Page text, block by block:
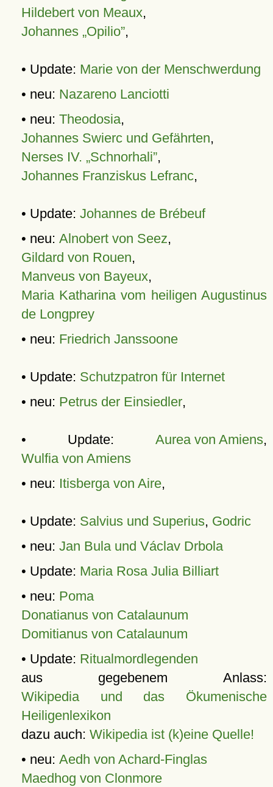
Hildebert von Meaux,
Johannes „Opilio”,
• Update: Marie von der Menschwerdung
• neu: Nazareno Lanciotti
• neu: Theodosia,
Johannes Swierc und Gefährten,
Nerses IV. „Schnorhali”,
Johannes Franziskus Lefranc,
• Update: Johannes de Brébeuf
• neu: Alnobert von Seez,
Gildard von Rouen,
Manveus von Bayeux,
Maria Katharina vom heiligen Augustinus
de Longprey
• neu: Friedrich Janssoone
• Update: Schutzpatron für Internet
• neu: Petrus der Einsiedler,
• Update: Aurea von Amiens,
Wulfia von Amiens
• neu: Itisberga von Aire,
• Update: Salvius und Superius, Godric
• neu: Jan Bula und Václav Drbola
• Update: Maria Rosa Julia Billiart
• neu: Poma
Donatianus von Catalaunum
Domitianus von Catalaunum
• Update: Ritualmordlegenden
aus gegebenem Anlass:
Wikipedia und das Ökumenische
Heiligenlexikon
dazu auch: Wikipedia ist (k)eine Quelle!
• neu: Aedh von Achard-Finglas
Maedhog von Clonmore